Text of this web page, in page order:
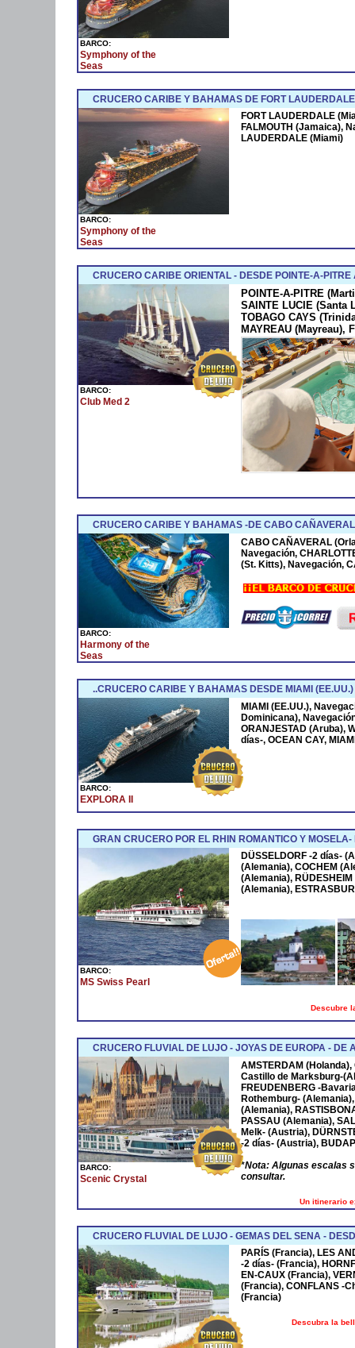
BARCO:
Symphony of the
Seas
CRUCERO CARIBE Y BAHAMAS DE FORT
BARCO:
Symphony of the
Seas
FORT LAUDERDALE
FALMOUTH (Jamaica),
LAUDERDALE (Miami)
CRUCERO CARIBE ORIENTAL - DESDE POINTE-A-PITRE
BARCO:
Club Med 2
POINTE-A-PITRE
SAINTE LUCIE (Santa
TOBAGO CAYS
MAYREAU (Mayreau),
CRUCERO CARIBE Y BAHAMAS -DE CABO
BARCO:
Harmony of the
Seas
CABO CAÑAVERAL
Navegación,
(St. Kitts), Navegación,
..CRUCERO CARIBE Y BAHAMAS DESDE MIAMI (EE.UU.)
BARCO:
EXPLORA II
MIAMI (EE.UU.),
Dominicana),
ORANJESTAD (Aruba),
días-, OCEAN CAY,
GRAN CRUCERO POR EL RHIN ROMANTICO Y
BARCO:
MS Swiss Pearl
DÜSSELDORF -2 días-
(Alemania), COCHEM
(Alemania),
(Alemania),
Descubre
CRUCERO FLUVIAL DE LUJO - JOYAS DE EUROPA - DE
BARCO:
Scenic Crystal
AMSTERDAM (Holanda),
Castillo de Marksburg-
FREUDENBERG -
Rothemburg-
(Alemania),
PASSAU (Alemania),
Melk- (Austria),
-2 días- (Austria),
*Nota: Algunas escalas
consultar.
Un itinerario
CRUCERO FLUVIAL DE LUJO - GEMAS DEL SENA -
PARÍS (Francia), LES
-2 días- (Francia),
EN-CAUX (Francia),
(Francia), CONFLANS -
(Francia)
Descubra la